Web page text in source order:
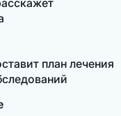
план лечения